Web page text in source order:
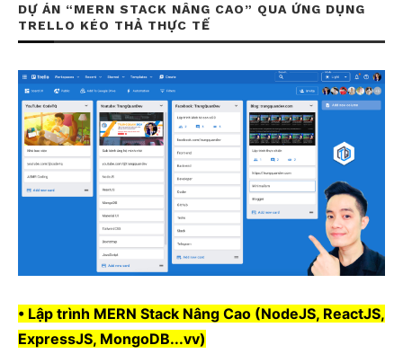
DỰ ÁN “MERN STACK NÂNG CAO” QUA ỨNG DỤNG
TRELLO KÉO THẢ THỰC TẾ
• Lập trình MERN Stack Nâng Cao (NodeJS, ReactJS,
ExpressJS, MongoDB...vv)